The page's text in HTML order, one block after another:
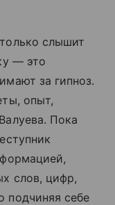
слышит
— это
за гипноз.
опыт,
Пока
слов, цифр,
подчиняя себе